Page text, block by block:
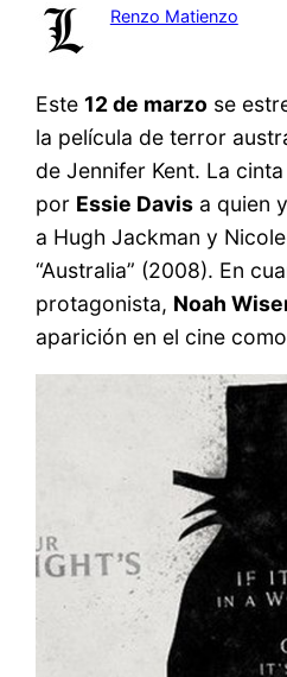
Renzo Matienzo
Este12 de marzo se
la película de terror
de Jennifer Kent. La
por Essie Davis a quien
a Hugh Jackman y
“Australia” (2008). En
protagonista, Noah
aparición en el cine